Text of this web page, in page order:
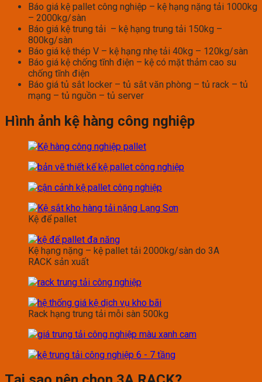
Báo giá kệ pallet công nghiệp – kệ hạng nặng tải 1000kg
– 2000kg/sàn
Báo giá kệ trung tải – kệ hạng trung tải 150kg –
800kg/sàn
Báo giá kệ thép V – kệ hạng nhẹ tải 40kg – 120kg/sàn
Báo giá kệ chống tĩnh điện – kệ có mặt thảm cao su
chống tĩnh điện
Báo giá tủ sắt locker – tủ sắt văn phòng – tủ rack – tủ
mạng – tủ nguồn – tủ server
Hình ảnh kệ hàng công nghiệp
Kệ để pallet
Kệ hạng nặng – kệ pallet tải 2000kg/sàn do 3A
RACK sản xuất
Rack hạng trung tải mỗi sàn 500kg